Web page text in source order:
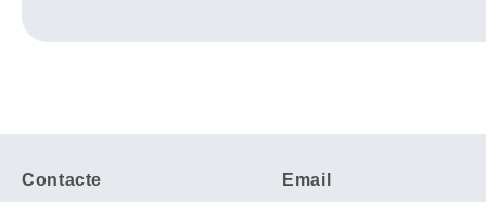
Contacte Email